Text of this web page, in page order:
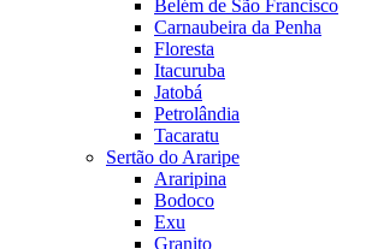
Belém de São Francisco
Carnaubeira da Penha
Floresta
Itacuruba
Jatobá
Petrolândia
Tacaratu
Sertão do Araripe
Araripina
Bodoco
Exu
Granito